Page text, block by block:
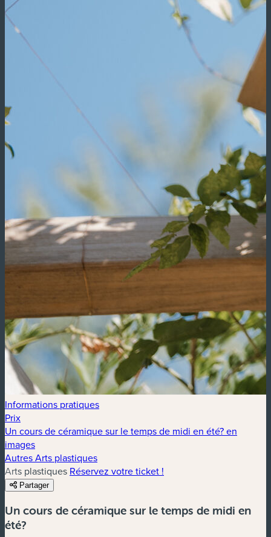
Informations pratiques
Prix
Un cours de céramique sur le temps de midi en été? en
images
Autres Arts plastiques
Arts plastiques Réservez votre ticket !
Partager
Un cours de céramique sur le temps de midi en
été?